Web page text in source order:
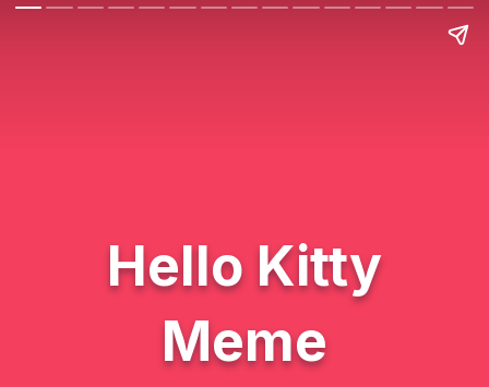
Hello Kitty
Meme